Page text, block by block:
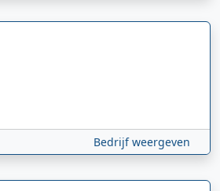
Bedrijf weergeven